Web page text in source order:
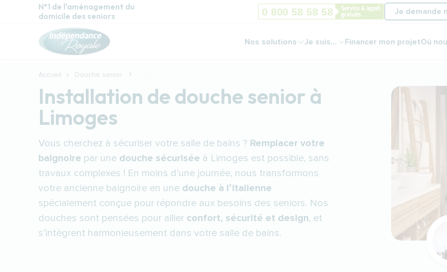
Aller au contenu principal
N°1 de l'aménagement du
domicile des seniors
Je demande
Nos solutions Je suis... Financer mon projetOù
Accueil Douche senior ...
Installation de douche senior à
Limoges
Vous cherchez à sécuriser votre salle de bains ? Remplacer votre
baignoire par une douche sécurisée à Limoges est possible, sans
travaux complexes ! En moins d’une journée, nous transformons
votre ancienne baignoire en une douche à l’italienne
spécialement conçue pour répondre aux besoins des seniors. Nos
douches sont pensées pour allier confort, sécurité et design, et
s’intègrent harmonieusement dans votre salle de bains.